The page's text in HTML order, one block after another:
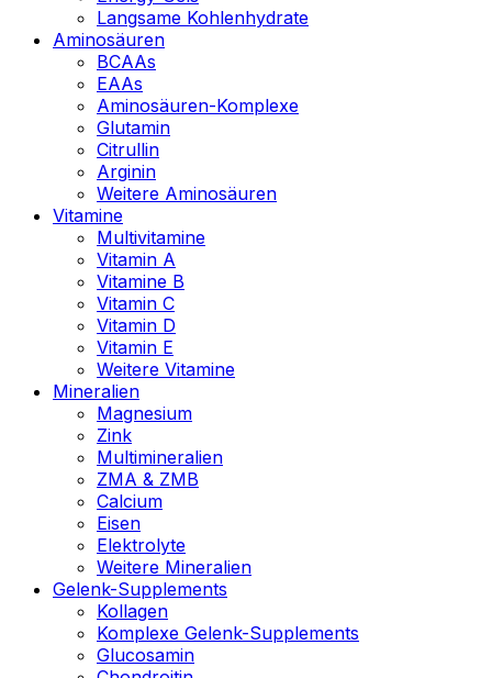
Langsame Kohlenhydrate
Aminosäuren
BCAAs
EAAs
Aminosäuren-Komplexe
Glutamin
Citrullin
Arginin
Weitere Aminosäuren
Vitamine
Multivitamine
Vitamin A
Vitamine B
Vitamin C
Vitamin D
Vitamin E
Weitere Vitamine
Mineralien
Magnesium
Zink
Multimineralien
ZMA & ZMB
Calcium
Eisen
Elektrolyte
Weitere Mineralien
Gelenk-Supplements
Kollagen
Komplexe Gelenk-Supplements
Glucosamin